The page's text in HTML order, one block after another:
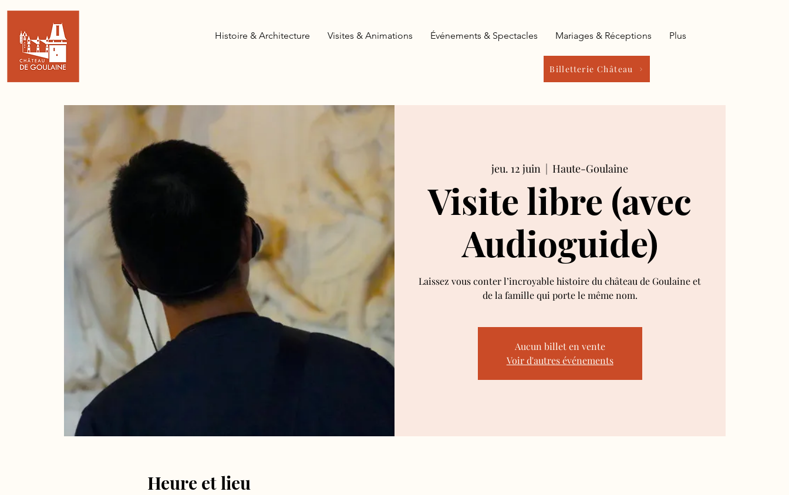
Billetterie Château
Histoire & Architecture Visites & Animations Événements & Spectacles Mariages & Réceptions Plus
jeu. 12 juin
  |
Haute-Goulaine
Visite libre (avec
Audioguide)
Laissez vous conter l’incroyable histoire du château de Goulaine et
de la famille qui porte le même nom.
Aucun billet en vente
Voir d'autres événements
Heure et lieu